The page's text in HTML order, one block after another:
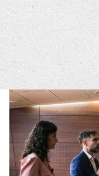
problemáticas
rige hasta el 30
lunes 08 de junio
Por